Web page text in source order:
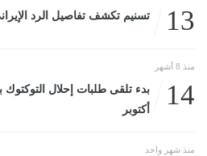
13 تسنيم تكشف تفاصيل الرد
منذ 8 أشهر
14
أكتوبر
منذ شهر واحد